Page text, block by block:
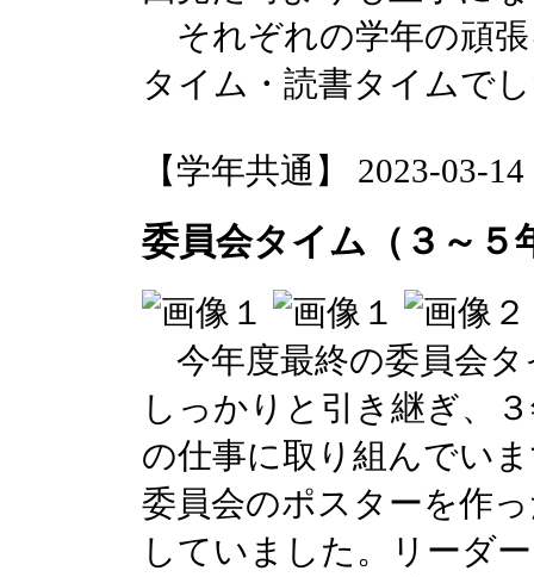
それぞれの学年の頑
タイム・読書タイムで
【学年共通】 2023-03-
委員会タイム（３～５
今年度最終の委員会
しっかりと引き継ぎ、
の仕事に取り組んでい
委員会のポスターを作
していました。リーダ